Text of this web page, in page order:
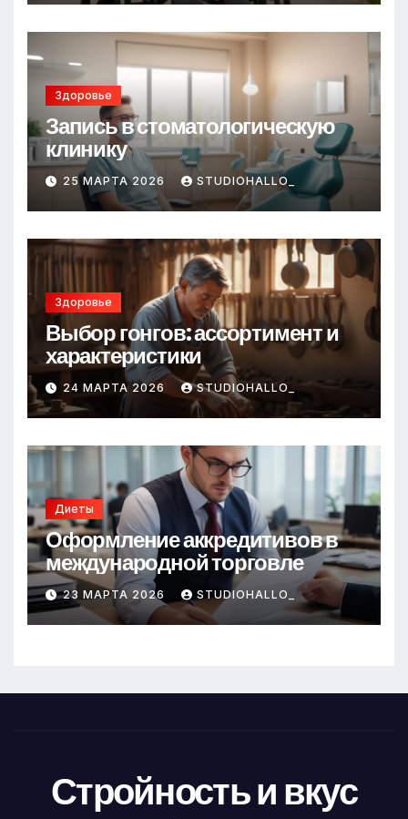
Здоровье
Запись в стоматологическую
клинику
25 МАРТА 2026 STUDIOHALLO_
Здоровье
Выбор гонгов: ассортимент и
характеристики
24 МАРТА 2026 STUDIOHALLO_
Диеты
Оформление аккредитивов в
международной торговле
23 МАРТА 2026 STUDIOHALLO_
Стройность и вкус